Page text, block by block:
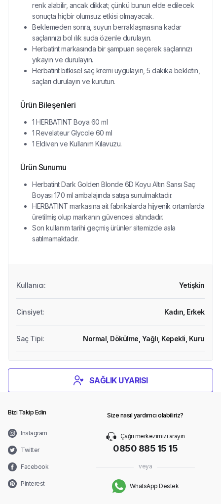
renk alabilir, ancak dikkat; çünkü bunun elde edilecek
sonuçta hiçbir olumsuz etkisi olmayacak.
Beklemeden sonra, suyun berraklaşmasına kadar
saçlarınızı bol ılık suda özenle durulayın.
Herbatint markasında bir şampuan seçerek saçlarınızı
yıkayın ve durulayın.
Herbatint bitkisel saç kremi uygulayın, 5 dakika bekletin,
saçları durulayın ve kurutun.
Ürün Bileşenleri
1 HERBATINT Boya 60 ml
1 Revelateur Glycole 60 ml
1 Eldiven ve Kullanım Kılavuzu.
Ürün Sunumu
Herbatint Dark Golden Blonde 6D Koyu Altın Sarısı Saç
Boyası 170 ml ambalajında satışa sunulmaktadır.
HERBATINT markasına ait fabrikalarda hijyenik ortamlarda
üretilmiş olup markanın güvencesi altındadır.
Son kullanım tarihi geçmiş ürünler sitemizde asla
satılmamaktadır.
Kullanıcı: Yetişkin
Cinsiyet: Kadın, Erkek
Saç Tipi: Normal, Dökülme, Yağlı, Kepekli, Kuru
SAĞLIK UYARISI
Bizi Takip Edin
Instagram
Twitter
Facebook
Pinterest
Size nasıl yardımcı olabiliriz?
Çağrı merkezimizi arayın
0850 885 15 15
veya
WhatsApp Destek